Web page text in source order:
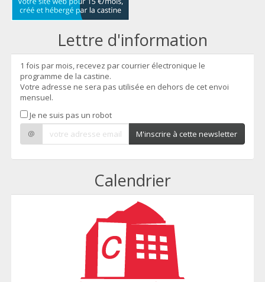
Lettre d'information
1 fois par mois, recevez par courrier électronique le
programme de la castine.
Votre adresse ne sera pas utilisée en dehors de cet envoi
mensuel.
Je ne suis pas un robot
@
M'inscrire à cette newsletter
Calendrier